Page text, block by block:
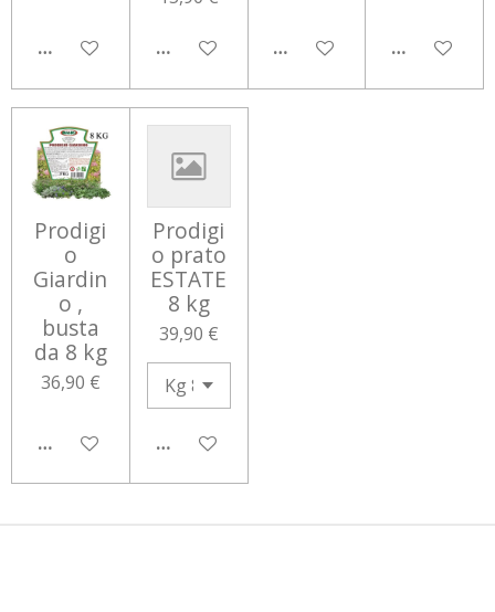
AGGIUNGI AL CARRELLOAGGIUNGI AL CARRELLOAGGIUNGI AL CARRELLO
AGGIUNGI
Prodigi
o
Giardin
o ,
busta
da 8 kg
36,90 €
AGGIUNGI AL CARRELLO
Prodigi
o prato
ESTATE
8 kg
39,90 €
AGGIUNGI AL CARRELLO